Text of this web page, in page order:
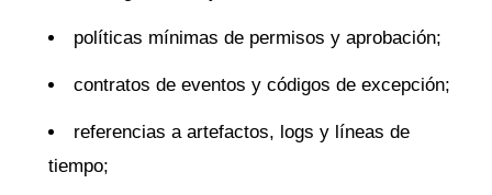
políticas mínimas de permisos y aprobación;
contratos de eventos y códigos de excepción;
referencias a artefactos, logs y líneas de
tiempo;